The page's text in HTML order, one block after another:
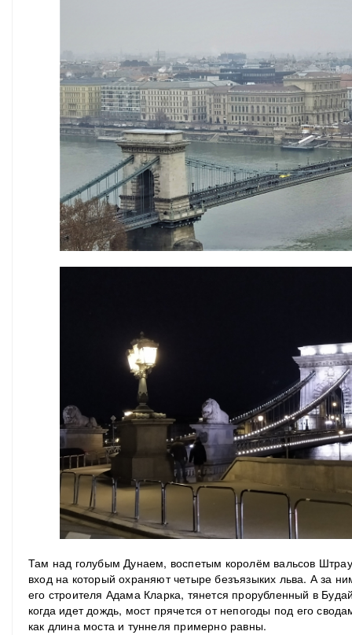
Там над голубым Дунаем, воспетым королём вальсов
вход на который охраняют четыре безъязыких льва. А за
его строителя Адама Кларка, тянется прорубленный в
когда идет дождь, мост прячется от непогоды под его
как длина моста и туннеля примерно равны.